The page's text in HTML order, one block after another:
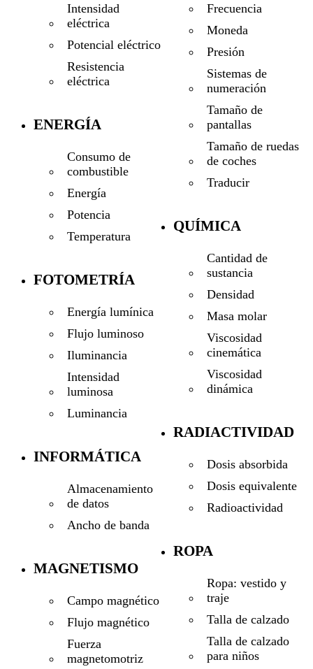
Intensidad
eléctrica
Potencial eléctrico
Resistencia
eléctrica
ENERGÍA
Consumo de
combustible
Energía
Potencia
Temperatura
FOTOMETRÍA
Energía lumínica
Flujo luminoso
Iluminancia
Intensidad
luminosa
Luminancia
INFORMÁTICA
Almacenamiento
de datos
Ancho de banda
MAGNETISMO
Campo magnético
Flujo magnético
Fuerza
magnetomotriz
Frecuencia
Moneda
Presión
Sistemas de
numeración
Tamaño de
pantallas
Tamaño de ruedas
de coches
Traducir
QUÍMICA
Cantidad de
sustancia
Densidad
Masa molar
Viscosidad
cinemática
Viscosidad
dinámica
RADIACTIVIDAD
Dosis absorbida
Dosis equivalente
Radioactividad
ROPA
Ropa: vestido y
traje
Talla de calzado
Talla de calzado
para niños